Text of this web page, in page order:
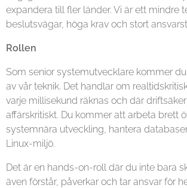
expandera till fler länder. Vi är ett mindre
beslutsvägar, höga krav och stort
Rollen
Som senior systemutvecklare kommer
av vår teknik. Det handlar om
varje millisekund räknas och där
affärskritiskt. Du kommer att arbeta brett
systemnära utveckling, hantera
Linux-miljö.
Det är en hands-on-roll där du inte bara
även förstår, påverkar och tar ansvar för